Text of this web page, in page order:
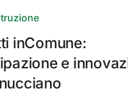
inComune:
e